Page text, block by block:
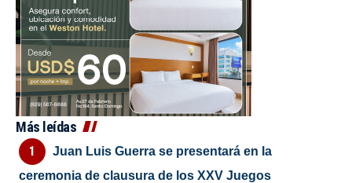
Más leídas
Juan Luis Guerra se presentará en la
ceremonia de clausura de los XXV Juegos